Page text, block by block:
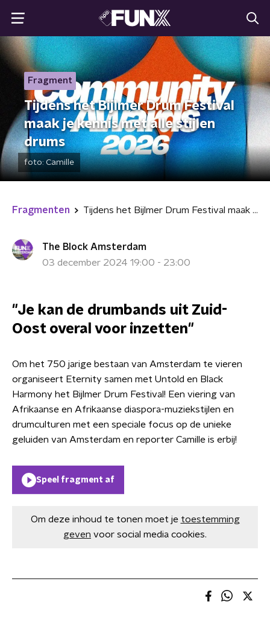
Fragment
Tijdens het Bijlmer Drum Festival
maak je kennis met alle stijlen
drums
foto: Camille
Fragmenten Tijdens het Bijlmer Drum Festival maak je kennis met alle stijlen drums
The Block Amsterdam
03 december 2024 19:00 - 23:00
"Je kan de drumbands uit Zuid-
Oost overal voor inzetten"
Om het 750 jarige bestaan van Amsterdam te vieren
organiseert Eternity samen met Untold en Black
Harmony het Bijlmer Drum Festival! Een viering van
Afrikaanse en Afrikaanse diaspora-muziekstijlen en
drumculturen met een speciale focus op de unieke
geluiden van Amsterdam en reporter Camille is erbij!
Speel fragment af
Om deze inhoud te tonen moet je toestemming
geven voor social media cookies.